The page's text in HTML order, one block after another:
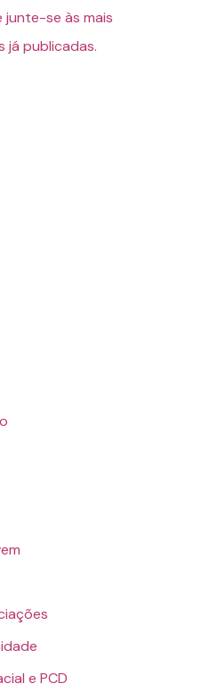
junte-se às mais
já publicadas.
e PCD